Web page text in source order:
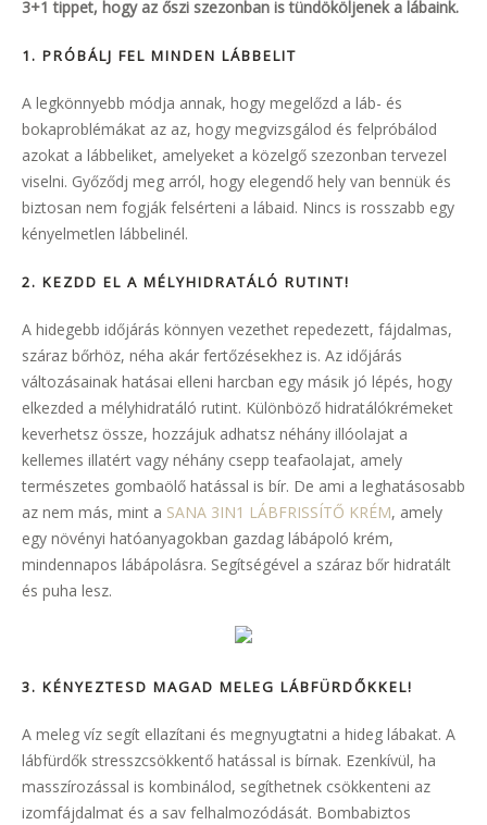
3+1 tippet, hogy az őszi szezonban is tündököljenek a lábaink.
1. PRÓBÁLJ FEL MINDEN LÁBBELIT
A legkönnyebb módja annak, hogy megelőzd a láb- és
bokaproblémákat az az, hogy megvizsgálod és felpróbálod
azokat a lábbeliket, amelyeket a közelgő szezonban tervezel
viselni. Győződj meg arról, hogy elegendő hely van bennük és
biztosan nem fogják felsérteni a lábaid. Nincs is rosszabb egy
kényelmetlen lábbelinél.
2. KEZDD EL A MÉLYHIDRATÁLÓ RUTINT!
A hidegebb időjárás könnyen vezethet repedezett, fájdalmas,
száraz bőrhöz, néha akár fertőzésekhez is. Az időjárás
változásainak hatásai elleni harcban egy másik jó lépés, hogy
elkezded a mélyhidratáló rutint. Különböző hidratálókrémeket
keverhetsz össze, hozzájuk adhatsz néhány illóolajat a
kellemes illatért vagy néhány csepp teafaolajat, amely
természetes gombaölő hatással is bír. De ami a leghatásosabb
az nem más, mint a SANA 3IN1 LÁBFRISSÍTŐ KRÉM, amely
egy növényi hatóanyagokban gazdag lábápoló krém,
mindennapos lábápolásra. Segítségével a száraz bőr hidratált
és puha lesz.
3. KÉNYEZTESD MAGAD MELEG LÁBFÜRDŐKKEL!
A meleg víz segít ellazítani és megnyugtatni a hideg lábakat. A
lábfürdők stresszcsökkentő hatással is bírnak. Ezenkívül, ha
masszírozással is kombinálod, segíthetnek csökkenteni az
izomfájdalmat és a sav felhalmozódását. Bombabiztos